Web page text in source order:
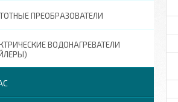
ПРЕОБРАЗОВАТЕЛИ
ВОДОНАГРЕВАТЕЛИ